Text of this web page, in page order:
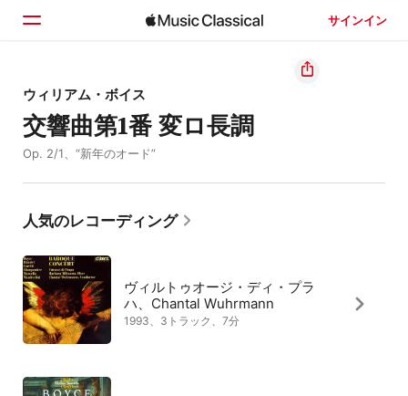
サインイン
ホーム
見つける
ウィリアム・ボイス
交響曲第1番 変ロ長調
Op. 2/1、“新年のオード”
人気のレコーディング
ヴィルトゥオージ・ディ・プラ
ハ、Chantal Wuhrmann
1993、3トラック、7分